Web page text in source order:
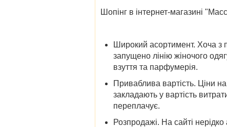
Шопінг в інтернет-магазині
Широкий асортимент. Хоча з
запущено лінію жіночого
взуття та парфумерія.
Приваблива вартість. Ціни
закладають у вартість
переплачує.
Розпродажі. На сайті нерідко